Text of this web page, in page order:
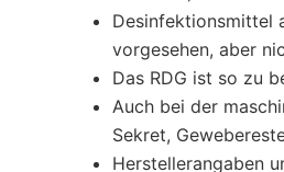
Desinfektionsmittel
vorgesehen, aber
Das RDG ist so zu
Auch bei der
Sekret,
Herstellerangaben